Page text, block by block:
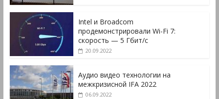
Intel и Broadcom
продемонстрировали Wi-Fi 7:
скорость — 5 Гбит/с
20.09.2022
Аудио видео технологии на
межкризисной IFA 2022
06.09.2022